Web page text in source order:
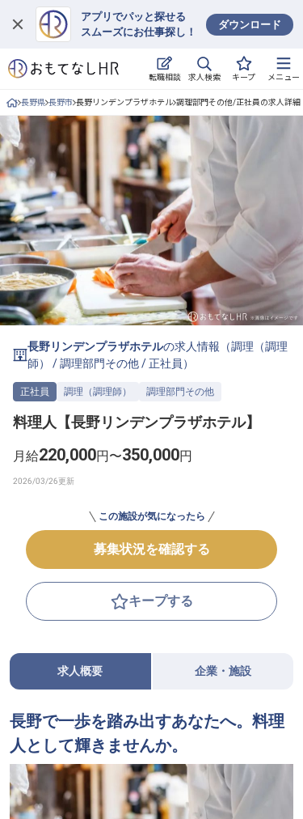
アプリでパッと探せる
スムーズにお仕事探し！
ダウンロード
転職相談 求人検索 キープ メニュー
ログイン
求人・施設を探す
就職・転職 合同説明会
おもてなしHRについて
ご利用の流れ
よくある質問
ホテル・宿泊業界情報コラム
無料 転職サポートに申し込む
採用をお考えの企業様へ
長野県 長野市 長野リンデンプラザホテル 調理部門その他/正社員の求人詳細
長野リンデンプラザホテルの求人情報（調理（調理
師）
/調理部門その他/正社員 ）
正社員 調理（調理師） 調理部門その他
料理人【長野リンデンプラザホテル】
月給220,000円〜350,000円
この施設が気になったら
募集状況を確認する
キープする
求人概要 企業・施設
長野で一歩を踏み出すあなたへ。料理
人として輝きませんか。